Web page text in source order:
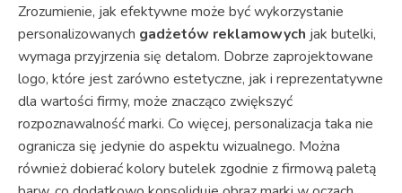
Zrozumienie, jak efektywne może być wykorzystanie
personalizowanych gadżetów reklamowych jak butelki,
wymaga przyjrzenia się detalom. Dobrze zaprojektowane
logo, które jest zarówno estetyczne, jak i reprezentatywne
dla wartości firmy, może znacząco zwiększyć
rozpoznawalność marki. Co więcej, personalizacja taka nie
ogranicza się jedynie do aspektu wizualnego. Można
również dobierać kolory butelek zgodnie z firmową paletą